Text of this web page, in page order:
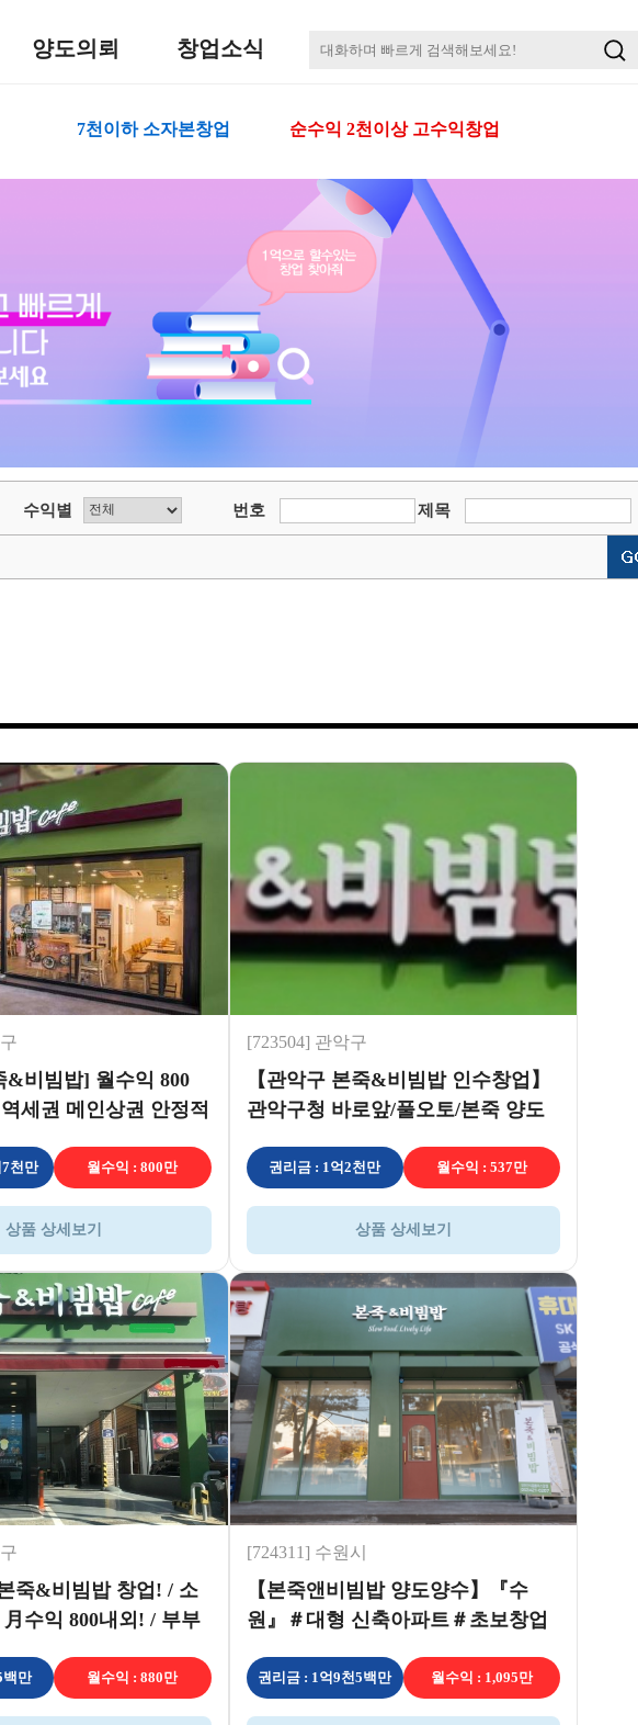
양도의뢰 창업소식
7천이하 소자본창업 순수익 2천이상 고수익창업
수익별 번호 제목
&비빔밥] 월수익 800
세권 메인상권 안정적
천만 월수익 : 800만
상품 상세보기
[723504] 관악구
【관악구 본죽&비빔밥 인수창업】
관악구청 바로앞/풀오토/본죽 양도
권리금 : 1억2천만 월수익 : 537만
상품 상세보기
&비빔밥 창업! / 소
수익 800내외! / 부부
백만 월수익 : 880만
[724311] 수원시
【본죽앤비빔밥 양도양수】『수
원』＃대형 신축아파트＃초보창업
권리금 : 1억9천5백만 월수익 : 1,095만